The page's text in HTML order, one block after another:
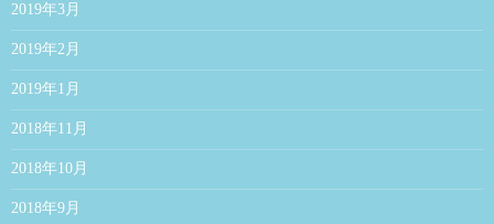
2019年3月
2019年2月
2019年1月
2018年11月
2018年10月
2018年9月